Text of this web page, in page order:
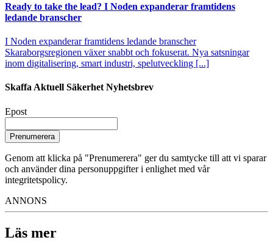
Ready to take the lead? I Noden expanderar framtidens
ledande branscher
I Noden expanderar framtidens ledande branscher
Skaraborgsregionen växer snabbt och fokuserat. Nya satsningar
inom digitalisering, smart industri, spelutveckling [...]
Skaffa Aktuell Säkerhet Nyhetsbrev
Epost
Prenumerera
Genom att klicka på "Prenumerera" ger du samtycke till att vi sparar
och använder dina personuppgifter i enlighet med vår
integritetspolicy.
ANNONS
Läs mer